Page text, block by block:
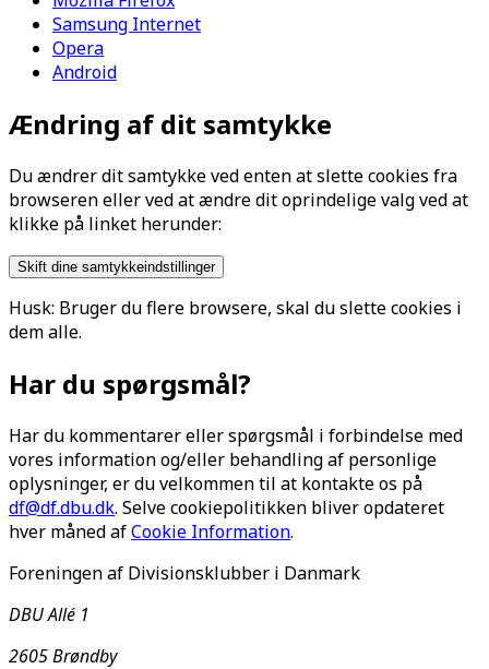
Samsung Internet
Opera
Android
Ændring af dit samtykke
Du ændrer dit samtykke ved enten at slette cookies fra
browseren eller ved at ændre dit oprindelige valg ved at
klikke på linket herunder:
Skift dine samtykkeindstillinger
Husk: Bruger du flere browsere, skal du slette cookies i
dem alle.
Har du spørgsmål?
Har du kommentarer eller spørgsmål i forbindelse med
vores information og/eller behandling af personlige
oplysninger, er du velkommen til at kontakte os på
df@df.dbu.dk. Selve cookiepolitikken bliver opdateret
hver måned afCookie Information.
Foreningen af Divisionsklubber i Danmark
DBU Allé 1
2605 Brøndby